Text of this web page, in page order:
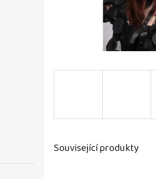
Související produkty